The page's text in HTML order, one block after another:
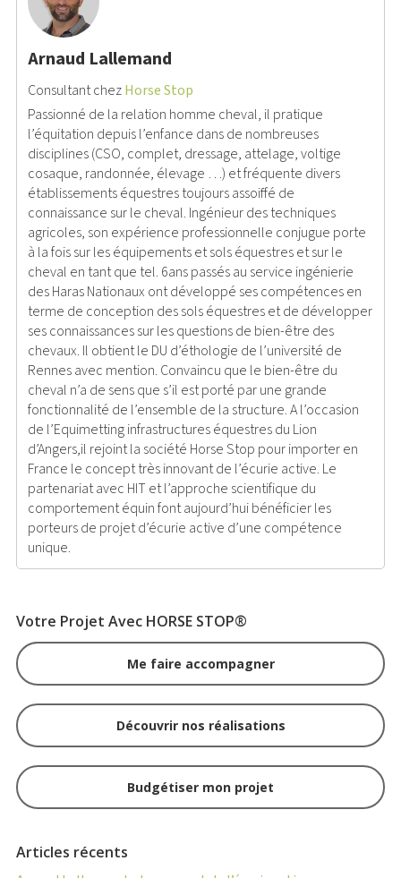
Arnaud Lallemand
ConsultantchezHorse Stop
Passionné de la relation homme cheval, il pratique
l’équitation depuis l’enfance dans de nombreuses
disciplines (CSO, complet, dressage, attelage, voltige
cosaque, randonnée, élevage …) et fréquente divers
établissements équestres toujours assoiffé de
connaissance sur le cheval. Ingénieur des techniques
agricoles, son expérience professionnelle conjugue porte
à la fois sur les équipements et sols équestres et sur le
cheval en tant que tel. 6ans passés au service ingénierie
des Haras Nationaux ont développé ses compétences en
terme de conception des sols équestres et de développer
ses connaissances sur les questions de bien-être des
chevaux. Il obtient le DU d’éthologie de l’université de
Rennes avec mention. Convaincu que le bien-être du
cheval n’a de sens que s’il est porté par une grande
fonctionnalité de l’ensemble de la structure. A l’occasion
de l’Equimetting infrastructures équestres du Lion
d’Angers,il rejoint la société Horse Stop pour importer en
France le concept très innovant de l’écurie active. Le
partenariat avec HIT et l’approche scientifique du
comportement équin font aujourd’hui bénéficier les
porteurs de projet d’écurie active d’une compétence
unique.
Votre Projet Avec HORSE STOP®
Me faire accompagner
Découvrir nos réalisations
Budgétiser mon projet
Articles récents